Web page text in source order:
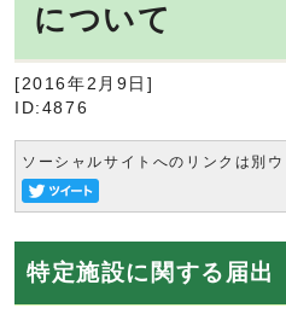
について
[2016年2月9日]
ID:4876
ソーシャルサイトへのリンクは別
特定施設に関する届出